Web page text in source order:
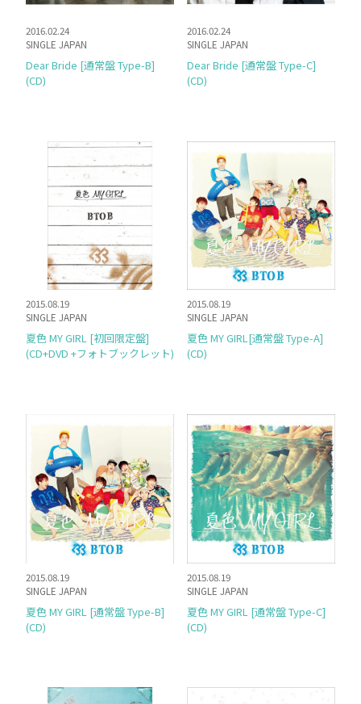
2016.02.24
SINGLE JAPAN
Dear Bride [通常盤 Type-B]
(CD)
2016.02.24
SINGLE JAPAN
Dear Bride [通常盤 Type-C]
(CD)
2015.08.19
SINGLE JAPAN
夏色 MY GIRL [初回限定盤]
(CD+DVD +フォトブックレット)
2015.08.19
SINGLE JAPAN
夏色 MY GIRL[通常盤 Type-A]
(CD)
2015.08.19
SINGLE JAPAN
夏色 MY GIRL [通常盤 Type-B]
(CD)
2015.08.19
SINGLE JAPAN
夏色 MY GIRL [通常盤 Type-C]
(CD)